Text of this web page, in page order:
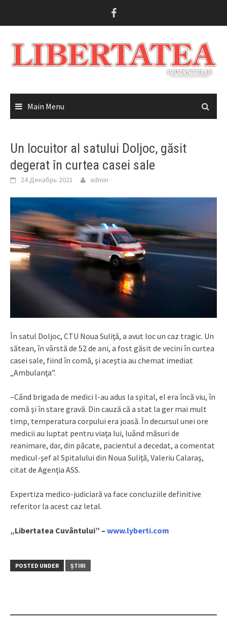
Main Menu
Un locuitor al satului Doljoc, găsit
degerat în curtea casei sale
24 Декабрь 2021 admin
În satul Doljoc, CTU Noua Suliţă, a avut loc un caz tragic. Un
sătean, în vârstă de 52 de ani, a fost găsit de vecini în curtea
casei sale, fiind în comă, şi aceştia au chemat imediat
„Ambulanţa”.
–Când brigada de medici l-au adus la spital, el era încă viu, în
comă şi în stare gravă. Din cauză că a stat la ger mai mult
timp, temperatura corpului era joasă. În decursul unei ore
medicii au luptat pentru viaţa lui, luând măsuri de
reanimare, dar, din păcate, pacientul a decedat, a comentat
medicul-şef al Spitalului din Noua Suliţă, Valeriu Calaraş,
citat de Agenţia ASS.
Expertiza medico-judiciară va face concluziile definitive
referitor la acest caz letal.
„Libertatea Cuvântului” – www.lyberti.com
POSTED UNDER ȘTIRI